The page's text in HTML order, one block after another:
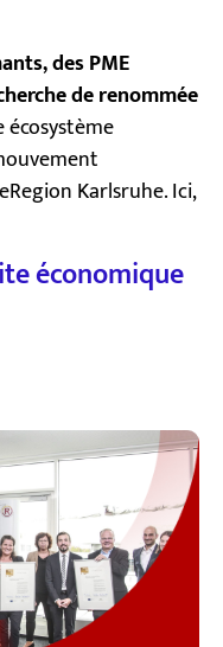
des PME
de renommée
Karlsruhe. Ici,
économique